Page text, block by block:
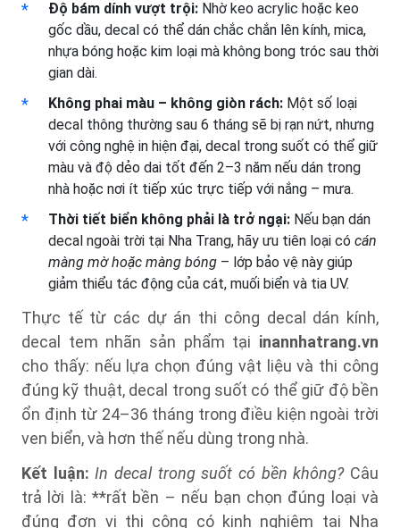
Độ bám dính vượt trội: Nhờ keo acrylic hoặc keo
gốc dầu, decal có thể dán chắc chắn lên kính, mica,
nhựa bóng hoặc kim loại mà không bong tróc sau thời
gian dài.
Không phai màu – không giòn rách: Một số loại
decal thông thường sau 6 tháng sẽ bị rạn nứt, nhưng
với công nghệ in hiện đại, decal trong suốt có thể giữ
màu và độ dẻo dai tốt đến 2–3 năm nếu dán trong
nhà hoặc nơi ít tiếp xúc trực tiếp với nắng – mưa.
Thời tiết biển không phải là trở ngại: Nếu bạn dán
decal ngoài trời tại Nha Trang, hãy ưu tiên loại có cán
màng mờ hoặc màng bóng – lớp bảo vệ này giúp
giảm thiểu tác động của cát, muối biển và tia UV.
Thực tế từ các dự án thi công decal dán kính,
decal tem nhãn sản phẩm tại inannhatrang.vn
cho thấy: nếu lựa chọn đúng vật liệu và thi công
đúng kỹ thuật, decal trong suốt có thể giữ độ bền
ổn định từ 24–36 tháng trong điều kiện ngoài trời
ven biển, và hơn thế nếu dùng trong nhà.
Kết luận: In decal trong suốt có bền không?Câu
trả lời là: **rất bền – nếu bạn chọn đúng loại và
đúng đơn vị thi công có kinh nghiệm tại Nha